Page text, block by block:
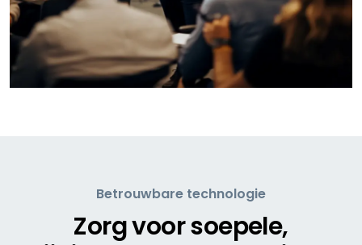
Betrouwbare technologie
Zorg voor soepele,